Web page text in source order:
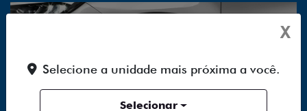
X
Selecione a unidade mais próxima a você.
Selecionar